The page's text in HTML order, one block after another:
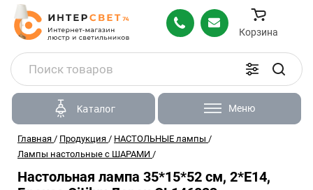
Корзина
Каталог Меню
Главная / Продукция / НАСТОЛЬНЫЕ лампы /
Лампы настольные с ШАРАМИ /
Настольная лампа 35*15*52 см, 2*E14,